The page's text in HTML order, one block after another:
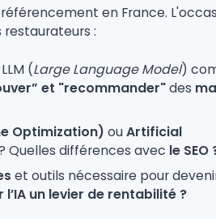
en France.
:
(Large Language Model)
et "recommander"des
Optimization)ouArtificial
Quelles différences avec le SEO
et outils nécessaire pour
un levier de rentabilité ?